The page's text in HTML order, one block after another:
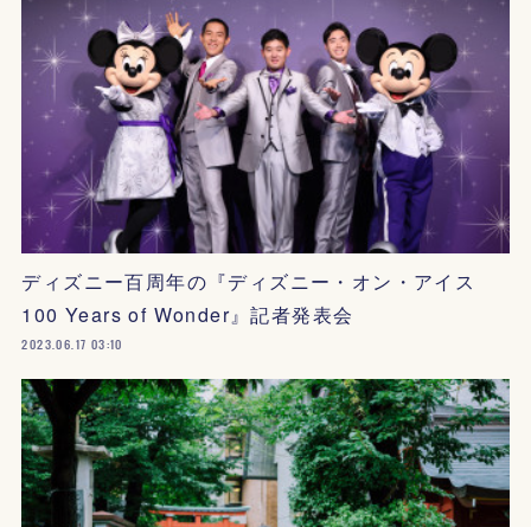
ディズニー百周年の『ディズニー・オン・アイス
100 Years of Wonder』記者発表会
2023.06.17 03:10